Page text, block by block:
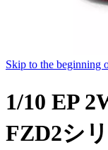
Skip to the beginning
1/10 EP
FZD2シ